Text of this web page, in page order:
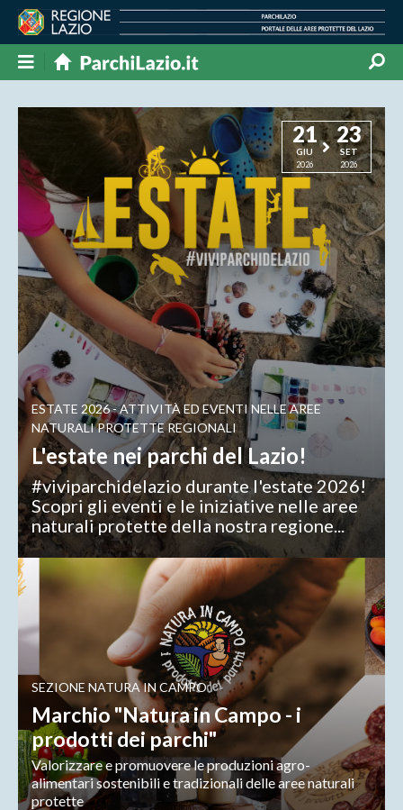
21
GIU
2026
23
SET
2026
ESTATE 2026 - ATTIVITÀ ED EVENTI NELLE AREE
NATURALI PROTETTE REGIONALI
L'estate nei parchi del Lazio!
#viviparchidelazio durante l'estate 2026!
Scopri gli eventi e le iniziative nelle aree
naturali protette della nostra regione...
SEZIONE NATURA IN CAMPO
Marchio "Natura in Campo - i
prodotti dei parchi"
Valorizzare e promuovere le produzioni agro-
alimentari sostenibili e tradizionali delle aree naturali
protette